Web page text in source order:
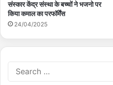
संस्कार केंद्र संस्था के बच्चों ने भजनो पर
किया कमाल का परफॉर्मेंस
24/04/2025